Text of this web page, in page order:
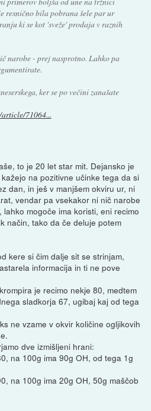
resnično bila pobrana šele par ur
ki se kot 'sveže' prodaja v raznih
narobe - prej nasprotno. Lahko pa
ker se po večini zanašate
71064...
to je 20 let star mit. Dejansko je
na pozitivne učinke tega da si
dan, in ješ v manjšem okviru ur, ni
vendar pa vsekakor ni nič narobe
mogoče ima koristi, eni recimo
način, tako da če deluje potem
kere si čim dalje sit se strinjam,
informacija in ti ne pove
je recimo nekje 80, medtem
sladkorja 67, ugibaj kaj od tega
ne vzame v okvir količine ogljikovih
dve izmišljeni hrani:
na 100g ima 90g OH, od tega 1g
na 100g ima 20g OH, 50g maščob